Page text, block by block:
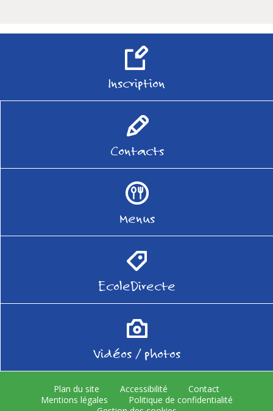
Inscription
Contacts
Menus
EcoleDirecte
Vidéos / photos
Plan du site Accessibilité
Contact
Mentions légales
Politique de confidentialité